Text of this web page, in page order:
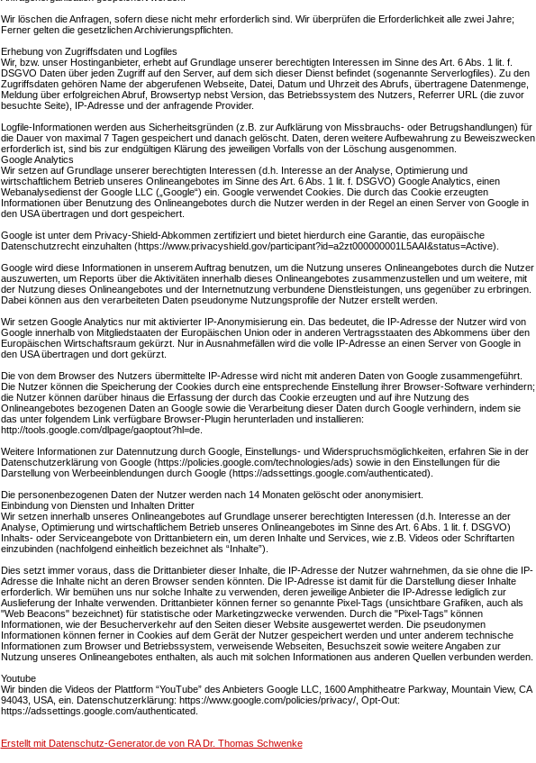
Wir löschen die Anfragen, sofern diese nicht mehr erforderlich sind. Wir überprüfen die Erforderlichkeit alle zwei Jahre;
Ferner gelten die gesetzlichen Archivierungspflichten.
Erhebung von Zugriffsdaten und Logfiles
Wir, bzw. unser Hostinganbieter, erhebt auf Grundlage unserer berechtigten Interessen im Sinne des Art. 6 Abs. 1 lit. f.
DSGVO Daten über jeden Zugriff auf den Server, auf dem sich dieser Dienst befindet (sogenannte Serverlogfiles). Zu den
Zugriffsdaten gehören Name der abgerufenen Webseite, Datei, Datum und Uhrzeit des Abrufs, übertragene Datenmenge,
Meldung über erfolgreichen Abruf, Browsertyp nebst Version, das Betriebssystem des Nutzers, Referrer URL (die zuvor
besuchte Seite), IP-Adresse und der anfragende Provider.
Logfile-Informationen werden aus Sicherheitsgründen (z.B. zur Aufklärung von Missbrauchs- oder Betrugshandlungen) für
die Dauer von maximal 7 Tagen gespeichert und danach gelöscht. Daten, deren weitere Aufbewahrung zu Beweiszwecken
erforderlich ist, sind bis zur endgültigen Klärung des jeweiligen Vorfalls von der Löschung ausgenommen.
Google Analytics
Wir setzen auf Grundlage unserer berechtigten Interessen (d.h. Interesse an der Analyse, Optimierung und
wirtschaftlichem Betrieb unseres Onlineangebotes im Sinne des Art. 6 Abs. 1 lit. f. DSGVO) Google Analytics, einen
Webanalysedienst der Google LLC („Google“) ein. Google verwendet Cookies. Die durch das Cookie erzeugten
Informationen über Benutzung des Onlineangebotes durch die Nutzer werden in der Regel an einen Server von Google in
den USA übertragen und dort gespeichert.
Google ist unter dem Privacy-Shield-Abkommen zertifiziert und bietet hierdurch eine Garantie, das europäische
Datenschutzrecht einzuhalten (https://www.privacyshield.gov/participant?id=a2zt000000001L5AAI&status=Active).
Google wird diese Informationen in unserem Auftrag benutzen, um die Nutzung unseres Onlineangebotes durch die Nutzer
auszuwerten, um Reports über die Aktivitäten innerhalb dieses Onlineangebotes zusammenzustellen und um weitere, mit
der Nutzung dieses Onlineangebotes und der Internetnutzung verbundene Dienstleistungen, uns gegenüber zu erbringen.
Dabei können aus den verarbeiteten Daten pseudonyme Nutzungsprofile der Nutzer erstellt werden.
Wir setzen Google Analytics nur mit aktivierter IP-Anonymisierung ein. Das bedeutet, die IP-Adresse der Nutzer wird von
Google innerhalb von Mitgliedstaaten der Europäischen Union oder in anderen Vertragsstaaten des Abkommens über den
Europäischen Wirtschaftsraum gekürzt. Nur in Ausnahmefällen wird die volle IP-Adresse an einen Server von Google in
den USA übertragen und dort gekürzt.
Die von dem Browser des Nutzers übermittelte IP-Adresse wird nicht mit anderen Daten von Google zusammengeführt.
Die Nutzer können die Speicherung der Cookies durch eine entsprechende Einstellung ihrer Browser-Software verhindern;
die Nutzer können darüber hinaus die Erfassung der durch das Cookie erzeugten und auf ihre Nutzung des
Onlineangebotes bezogenen Daten an Google sowie die Verarbeitung dieser Daten durch Google verhindern, indem sie
das unter folgendem Link verfügbare Browser-Plugin herunterladen und installieren:
http://tools.google.com/dlpage/gaoptout?hl=de.
Weitere Informationen zur Datennutzung durch Google, Einstellungs- und Widerspruchsmöglichkeiten, erfahren Sie in der
Datenschutzerklärung von Google (https://policies.google.com/technologies/ads) sowie in den Einstellungen für die
Darstellung von Werbeeinblendungen durch Google (https://adssettings.google.com/authenticated).
Die personenbezogenen Daten der Nutzer werden nach 14 Monaten gelöscht oder anonymisiert.
Einbindung von Diensten und Inhalten Dritter
Wir setzen innerhalb unseres Onlineangebotes auf Grundlage unserer berechtigten Interessen (d.h. Interesse an der
Analyse, Optimierung und wirtschaftlichem Betrieb unseres Onlineangebotes im Sinne des Art. 6 Abs. 1 lit. f. DSGVO)
Inhalts- oder Serviceangebote von Drittanbietern ein, um deren Inhalte und Services, wie z.B. Videos oder Schriftarten
einzubinden (nachfolgend einheitlich bezeichnet als “Inhalte”).
Dies setzt immer voraus, dass die Drittanbieter dieser Inhalte, die IP-Adresse der Nutzer wahrnehmen, da sie ohne die IP-
Adresse die Inhalte nicht an deren Browser senden könnten. Die IP-Adresse ist damit für die Darstellung dieser Inhalte
erforderlich. Wir bemühen uns nur solche Inhalte zu verwenden, deren jeweilige Anbieter die IP-Adresse lediglich zur
Auslieferung der Inhalte verwenden. Drittanbieter können ferner so genannte Pixel-Tags (unsichtbare Grafiken, auch als
"Web Beacons" bezeichnet) für statistische oder Marketingzwecke verwenden. Durch die "Pixel-Tags" können
Informationen, wie der Besucherverkehr auf den Seiten dieser Website ausgewertet werden. Die pseudonymen
Informationen können ferner in Cookies auf dem Gerät der Nutzer gespeichert werden und unter anderem technische
Informationen zum Browser und Betriebssystem, verweisende Webseiten, Besuchszeit sowie weitere Angaben zur
Nutzung unseres Onlineangebotes enthalten, als auch mit solchen Informationen aus anderen Quellen verbunden werden.
Youtube
Wir binden die Videos der Plattform “YouTube” des Anbieters Google LLC, 1600 Amphitheatre Parkway, Mountain View, CA
94043, USA, ein. Datenschutzerklärung: https://www.google.com/policies/privacy/, Opt-Out:
https://adssettings.google.com/authenticated.
Erstellt mit Datenschutz-Generator.de von RA Dr. Thomas Schwenke